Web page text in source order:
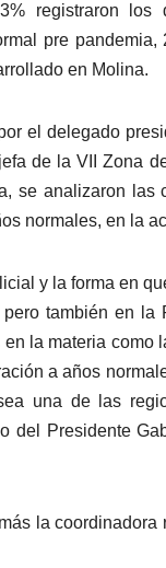
registraron los
pre
en Molina.
el delegado
de la VII Zona
se analizaron
normales, en la
y la forma en
también en la
la materia como
a años
una de las
del Presidente
la